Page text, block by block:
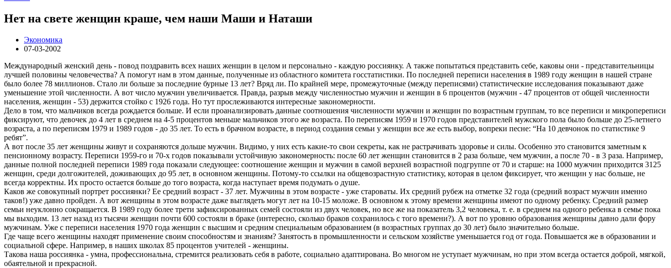
Нет на свете женщин краше, чем наши Маши и Наташи
Экономика
07-03-2002
Международный женский день - повод поздравить всех наших женщин в целом и персонально - каждую россиянку. А также попытаться представить себе, каковы они - представительницы
лучшей половины человечества? А помогут нам в этом данные, полученные из областного комитета госстатистики. По последней переписи населения в 1989 году женщин в нашей стране
было более 78 миллионов. Стало ли больше за последние бурные 13 лет? Вряд ли. По крайней мере, промежуточные (между переписями) статистические исследования показывают даже
уменьшение этой численности. А вот число мужчин увеличивается. Правда, разрыв между численностью мужчин и женщин в 6 процентов (мужчин - 47 процентов от общей численности
населения, женщин - 53) держится стойко с 1926 года. Но тут прослеживаются интересные закономерности.
Дело в том, что мальчиков всегда рождается больше. И если проанализировать данные соотношения численности мужчин и женщин по возрастным группам, то все переписи и микропереписи
фиксируют, что девочек до 4 лет в среднем на 4-5 процентов меньше мальчиков этого же возраста. По переписям 1959 и 1970 годов представителей мужского пола было больше до 25-летнего
возраста, а по переписям 1979 и 1989 годов - до 35 лет. То есть в брачном возрасте, в период создания семьи у женщин все же есть выбор, вопреки песне: “На 10 девчонок по статистике 9
ребят”.
А вот после 35 лет женщины живут и сохраняются дольше мужчин. Видимо, у них есть какие-то свои секреты, как не растрачивать здоровье и силы. Особенно это становится заметным к
пенсионному возрасту. Переписи 1959-го и 70-х годов показывали устойчивую закономерность: после 60 лет женщин становится в 2 раза больше, чем мужчин, а после 70 - в 3 раза. Например,
данные полной последней переписи 1989 года показали следующее: соотношение женщин и мужчин в самой верхней возрастной подгруппе от 70 и старше: на 1000 мужчин приходится 3125
женщин, среди долгожителей, доживающих до 95 лет, в основном женщины. Потому-то ссылки на общевозрастную статистику, которая в целом фиксирует, что женщин у нас больше, не
всегда корректны. Их просто остается больше до того возраста, когда наступает время подумать о душе.
Каков же совокупный портрет россиянки? Ее средний возраст - 37 лет. Мужчины в этом возрасте - уже староваты. Их средний рубеж на отметке 32 года (средний возраст мужчин именно
таков!) уже давно пройден. А вот женщины в этом возрасте даже выглядеть могут лет на 10-15 моложе. В основном к этому времени женщины имеют по одному ребенку. Средний размер
семьи неуклонно сокращается. В 1989 году более трети зафиксированных семей состояли из двух человек, но все же на показатель 3,2 человека, т. е. в среднем на одного ребенка в семье пока
мы выходим. 13 лет назад из тысячи женщин почти 600 состояли в браке (интересно, сколько браков сохранилось с того времени?). А вот по уровню образования женщины давно дали фору
мужчинам. Уже с переписи населения 1970 года женщин с высшим и средним специальным образованием (в возрастных группах до 30 лет) было значительно больше.
Где чаще всего женщины находят применение своим способностям и знаниям? Занятость в промышленности и сельском хозяйстве уменьшается год от года. Повышается же в образовании и
социальной сфере. Например, в наших школах 85 процентов учителей - женщины.
Такова наша россиянка - умна, профессиональна, стремится реализовать себя в работе, социально адаптирована. Во многом не уступает мужчинам, но при этом всегда остается доброй, мягкой,
обаятельной и прекрасной.